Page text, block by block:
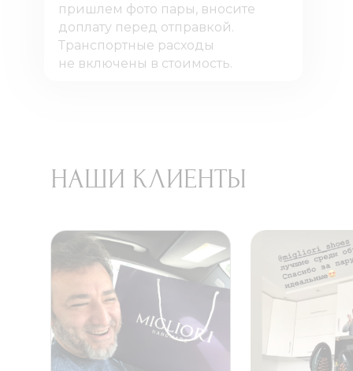
пришлем фото пары, вносите
доплату перед отправкой.
Транспортные расходы
не включены в стоимость.
НАШИ КЛИЕНТЫ